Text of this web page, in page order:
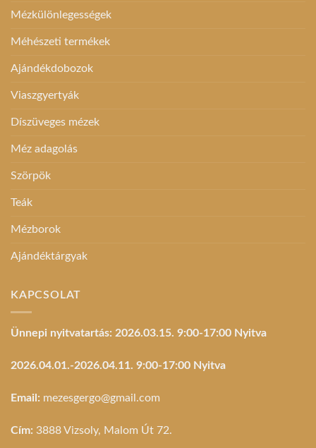
Mézkülönlegességek
Méhészeti termékek
Ajándékdobozok
Viaszgyertyák
Díszüveges mézek
Méz adagolás
Szörpök
Teák
Mézborok
Ajándéktárgyak
KAPCSOLAT
Ünnepi nyitvatartás: 2026.03.15. 9:00-17:00 Nyitva
2026.04.01.-2026.04.11. 9:00-17:00 Nyitva
Email: mezesgergo@gmail.com
Cím: 3888 Vizsoly, Malom Út 72.